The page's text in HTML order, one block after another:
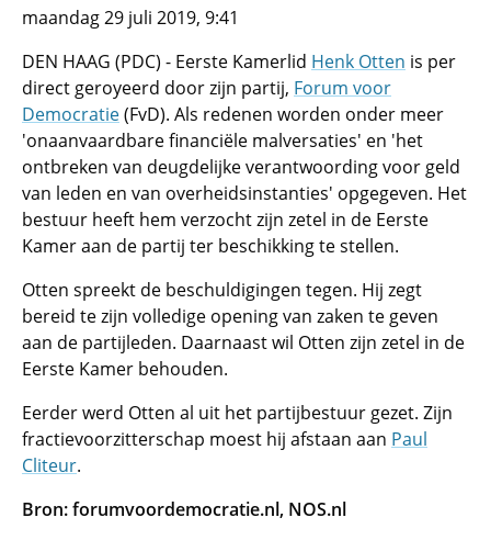
maandag 29 juli 2019, 9:41
DEN HAAG (PDC) - Eerste Kamerlid Henk Otten is per
direct geroyeerd door zijn partij, Forum voor
Democratie(FvD). Als redenen worden onder meer
'onaanvaardbare financiële malversaties' en 'het
ontbreken van deugdelijke verantwoording voor geld
van leden en van overheidsinstanties' opgegeven. Het
bestuur heeft hem verzocht zijn zetel in de Eerste
Kamer aan de partij ter beschikking te stellen.
Otten spreekt de beschuldigingen tegen. Hij zegt
bereid te zijn volledige opening van zaken te geven
aan de partijleden. Daarnaast wil Otten zijn zetel in de
Eerste Kamer behouden.
Eerder werd Otten al uit het partijbestuur gezet. Zijn
fractievoorzitterschap moest hij afstaan aan Paul
Cliteur.
Bron: forumvoordemocratie.nl, NOS.nl